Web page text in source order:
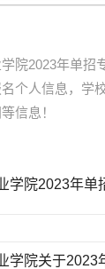
院2023年单招
个人信息，学
信息！
学院2023年单
学院关于2023